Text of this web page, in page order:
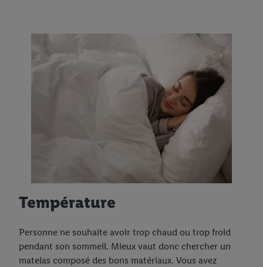
Température
Personne ne souhaite avoir trop chaud ou trop froid
pendant son sommeil. Mieux vaut donc chercher un
matelas composé des bons matériaux. Vous avez